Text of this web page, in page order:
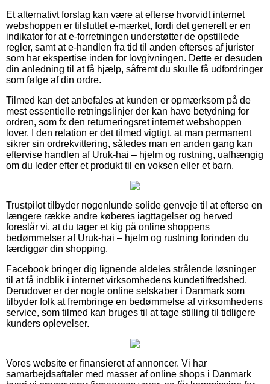
Et alternativt forslag kan være at efterse hvorvidt internet
webshoppen er tilsluttet e-mærket, fordi det generelt er en
indikator for at e-forretningen understøtter de opstillede
regler, samt at e-handlen fra tid til anden efterses af jurister
som har ekspertise inden for lovgivningen. Dette er desuden
din anledning til at få hjælp, såfremt du skulle få udfordringer
som følge af din ordre.
Tilmed kan det anbefales at kunden er opmærksom på de
mest essentielle retningslinjer der kan have betydning for
ordren, som fx den returneringsret internet webshoppen
lover. I den relation er det tilmed vigtigt, at man permanent
sikrer sin ordrekvittering, således man en anden gang kan
eftervise handlen af Uruk-hai – hjelm og rustning, uafhængig
om du leder efter et produkt til en voksen eller et barn.
Trustpilot tilbyder nogenlunde solide genveje til at efterse en
længere række andre køberes iagttagelser og herved
foreslår vi, at du tager et kig på online shoppens
bedømmelser af Uruk-hai – hjelm og rustning forinden du
færdiggør din shopping.
Facebook bringer dig lignende aldeles strålende løsninger
til at få indblik i internet virksomhedens kundetilfredshed.
Derudover er der nogle online selskaber i Danmark som
tilbyder folk at frembringe en bedømmelse af virksomhedens
service, som tilmed kan bruges til at tage stilling til tidligere
kunders oplevelser.
Vores website er finansieret af annoncer. Vi har
samarbejdsaftaler med masser af online shops i Danmark